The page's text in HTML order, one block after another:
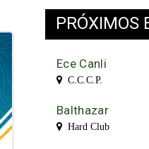
PRÓXIMOS
Ece Canli
C.C.C.P.
Balthazar
Hard Club